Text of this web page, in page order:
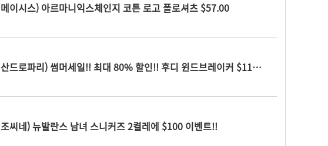
메이시스) 아르마니익스체인지 코튼 로고 폴로셔츠 $57.00
산드로파리) 썸머세일!! 최대 80% 할인!! 후디 윈드브레이커 $119.00
조씨네) 뉴발란스 남녀 스니커즈 2켤레에 $100 이벤트!!